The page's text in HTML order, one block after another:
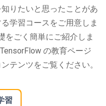
りたいと思ったことがあ
学習コースをご用意しま
をごく簡単にご紹介しま
の教育ページ
テンツをご覧ください。
習